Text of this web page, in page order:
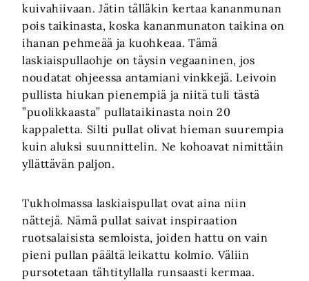
kuivahiivaan. Jätin tälläkin kertaa kananmunan
pois taikinasta, koska kananmunaton taikina on
ihanan pehmeää ja kuohkeaa. Tämä
laskiaispullaohje on täysin vegaaninen, jos
noudatat ohjeessa antamiani vinkkejä. Leivoin
pullista hiukan pienempiä ja niitä tuli tästä
”puolikkaasta” pullataikinasta noin 20
kappaletta. Silti pullat olivat hieman suurempia
kuin aluksi suunnittelin. Ne kohoavat nimittäin
yllättävän paljon.
Tukholmassa laskiaispullat ovat aina niin
nättejä. Nämä pullat saivat inspiraation
ruotsalaisista semloista, joiden hattu on vain
pieni pullan päältä leikattu kolmio. Väliin
pursotetaan tähtityllalla runsaasti kermaa.